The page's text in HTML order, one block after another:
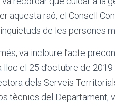
aquesta raó, el Consell
de les persones
va incloure l’acte
lloc el 25 d’octubre de
dels Serveis
tècnics del Departament,